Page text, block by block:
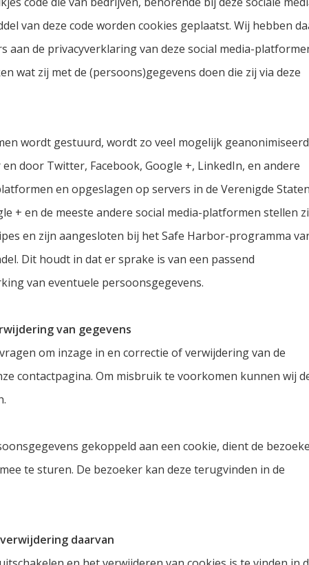
van deze code worden cookies geplaatst. Wij hebben
aan de privacyverklaring van deze social media-
wat zij met de (persoons)gegevens doen die zij via deze
wordt gestuurd, wordt zo veel mogelijk
door Twitter, Facebook, Google +, LinkedIn, en andere
en opgeslagen op servers in de Verenigde
+ en de meeste andere social media-platformen stellen
en zijn aangesloten bij het Safe Harbor-programma
Dit houdt in dat er sprake is van een passend
van eventuele persoonsgegevens.
van gegevens
om inzage in en correctie of verwijdering van de
contactpagina. Om misbruik te voorkomen kunnen wij
gekoppeld aan een cookie, dient de
te sturen. De bezoeker kan deze terugvinden in de
daarvan